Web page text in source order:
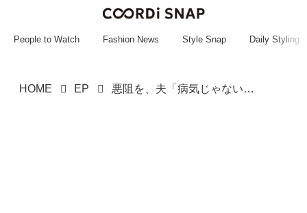
~~~~~~~~~~~
People to Watch Fashion News Style Snap Daily Styling
HOME EP 悪阻を、夫「病気じゃない」「社会が回らない」→ 第二子で見違えた！ 夫が反省した『妻の反撃』